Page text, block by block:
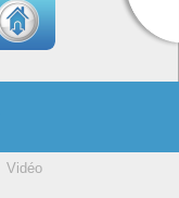
Vidéo